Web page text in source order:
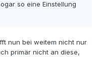
so eine Einstellung
nun bei weitem nicht nur
primär nicht an diese,